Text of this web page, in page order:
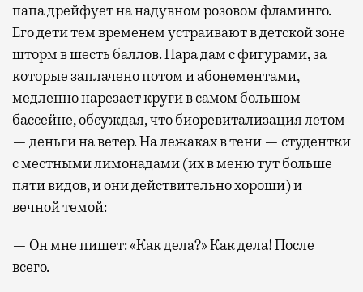
папа дрейфует на надувном розовом фламинго.
Его дети тем временем устраивают в детской зоне
шторм в шесть баллов. Пара дам с фигурами, за
которые заплачено потом и абонементами,
медленно нарезает круги в самом большом
бассейне, обсуждая, что биоревитализация летом
— деньги на ветер. На лежаках в тени — студентки
с местными лимонадами (их в меню тут больше
пяти видов, и они действительно хороши) и
вечной темой:
— Он мне пишет: «Как дела?» Как дела! После
всего.